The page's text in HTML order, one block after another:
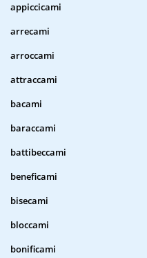
appiccicami
arrecami
arroccami
attraccami
bacami
baraccami
battibeccami
beneficami
bisecami
bloccami
bonificami